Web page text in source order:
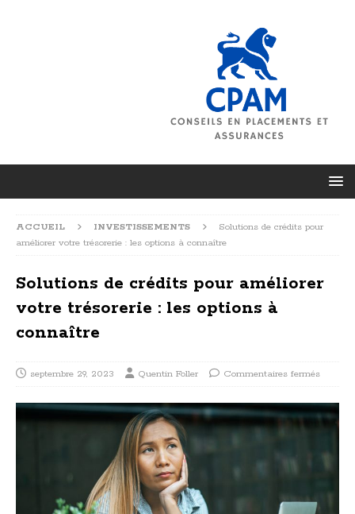
ACCUEIL INVESTISSEMENTS
Solutions de crédits pour
améliorer votre trésorerie : les options à connaître
Solutions de crédits pour améliorer
votre trésorerie : les options à
connaître
septembre 29, 2023 Quentin Foller Commentaires fermés